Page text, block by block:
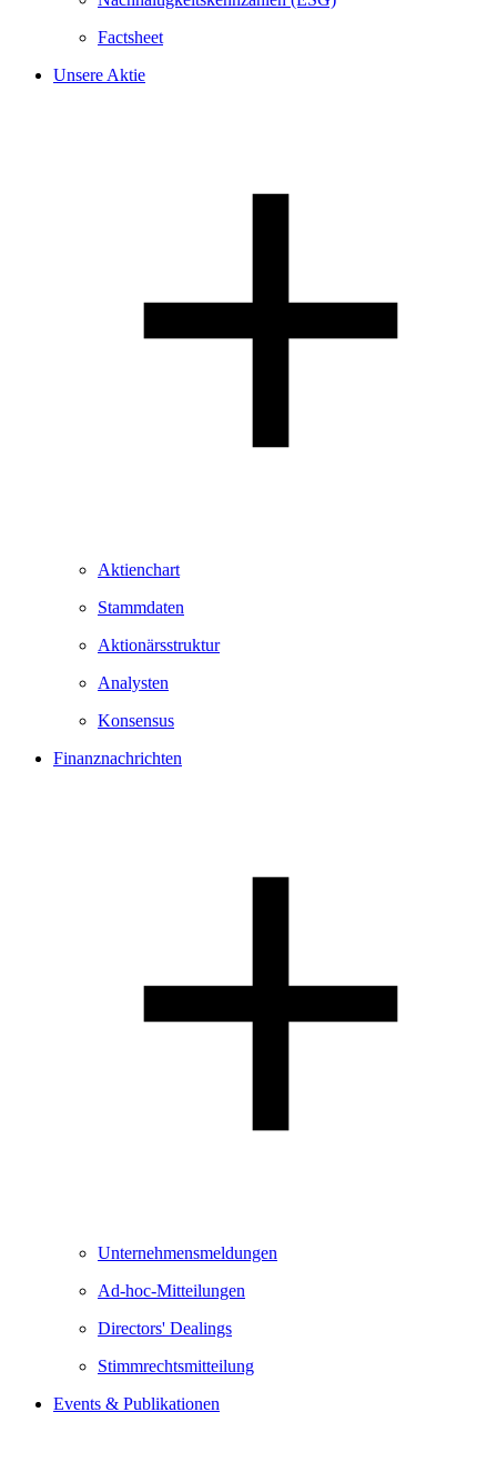
Factsheet
Unsere Aktie
Aktienchart
Stammdaten
Aktionärsstruktur
Analysten
Konsensus
Finanznachrichten
Unternehmensmeldungen
Ad-hoc-Mitteilungen
Directors' Dealings
Stimmrechtsmitteilung
Events & Publikationen